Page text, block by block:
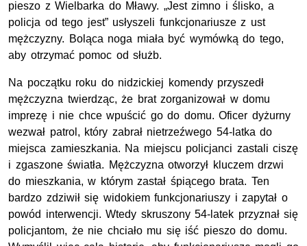
pieszo z Wielbarka do Mławy. „Jest zimno i ślisko, a
policja od tego jest” usłyszeli funkcjonariusze z ust
mężczyzny. Boląca noga miała być wymówką do tego,
aby otrzymać pomoc od służb.
Na początku roku do nidzickiej komendy przyszedł
mężczyzna twierdząc, że brat zorganizował w domu
imprezę i nie chce wpuścić go do domu. Oficer dyżurny
wezwał patrol, który zabrał nietrzeźwego 54-latka do
miejsca zamieszkania. Na miejscu policjanci zastali ciszę
i zgaszone światła. Mężczyzna otworzył kluczem drzwi
do mieszkania, w którym zastał śpiącego brata. Ten
bardzo zdziwił się widokiem funkcjonariuszy i zapytał o
powód interwencji. Wtedy skruszony 54-latek przyznał się
policjantom, że nie chciało mu się iść pieszo do domu.